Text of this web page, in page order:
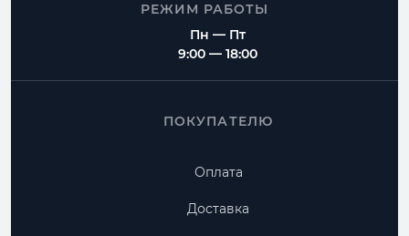
РЕЖИМ РАБОТЫ
Пн — Пт
9:00 — 18:00
ПОКУПАТЕЛЮ
Оплата
Доставка